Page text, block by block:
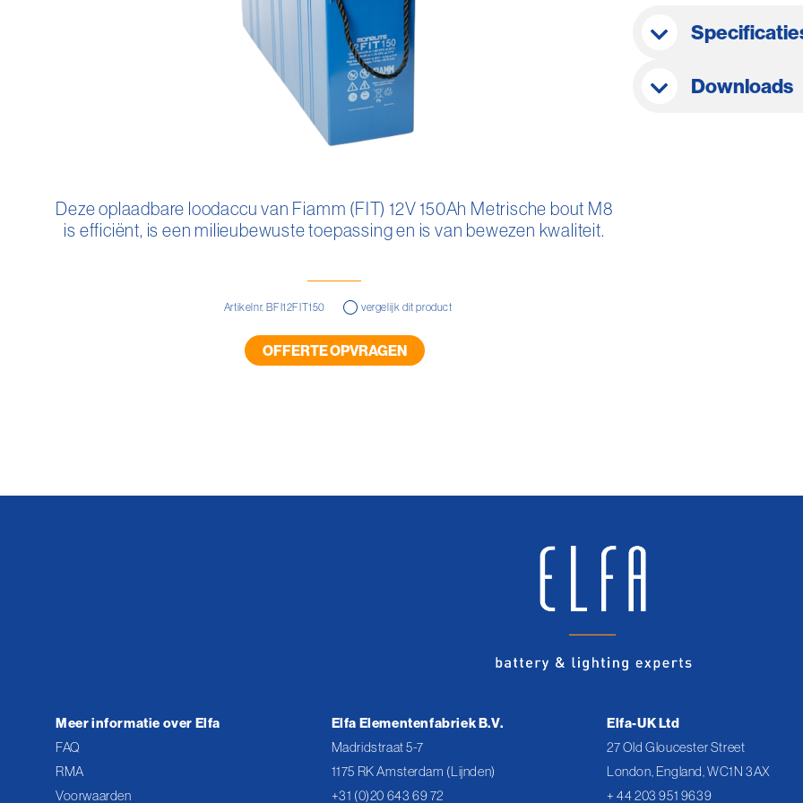
Downloads
het
begin
Deze oplaadbare loodaccu van Fiamm (FIT) 12V 150Ah Metrische bout M8
is efficiënt, is een milieubewuste toepassing en is van bewezen kwaliteit.
Artikelnr. BFI12FIT150 vergelijk dit product
OFFERTE OPVRAGEN
Meer informatie over Elfa
FAQ
RMA
Voorwaarden
Elfa Elementenfabriek B.V.
Madridstraat 5-7
1175 RK Amsterdam (Lijnden)
+31 (0)20 643 69 72
Elfa-UK Ltd
27 Old Gloucester Street
London, England, WC1N 3AX
+ 44 203 951 9639